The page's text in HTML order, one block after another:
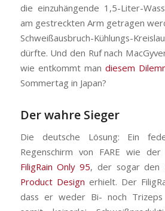
die einzuhängende 1,5-Liter-
am gestreckten Arm getragen
Schweißausbruch-Kühlungs-
dürfte. Und den Ruf nach
wie entkommt man diesem
Sommertag in Japan?
Der wahre Sieger
Die deutsche Lösung: Ein
Regenschirm von FARE wie der
FiligRain Only 95, der sogar den
Product Design erhielt. Der
dass er weder Bi- noch Trizeps